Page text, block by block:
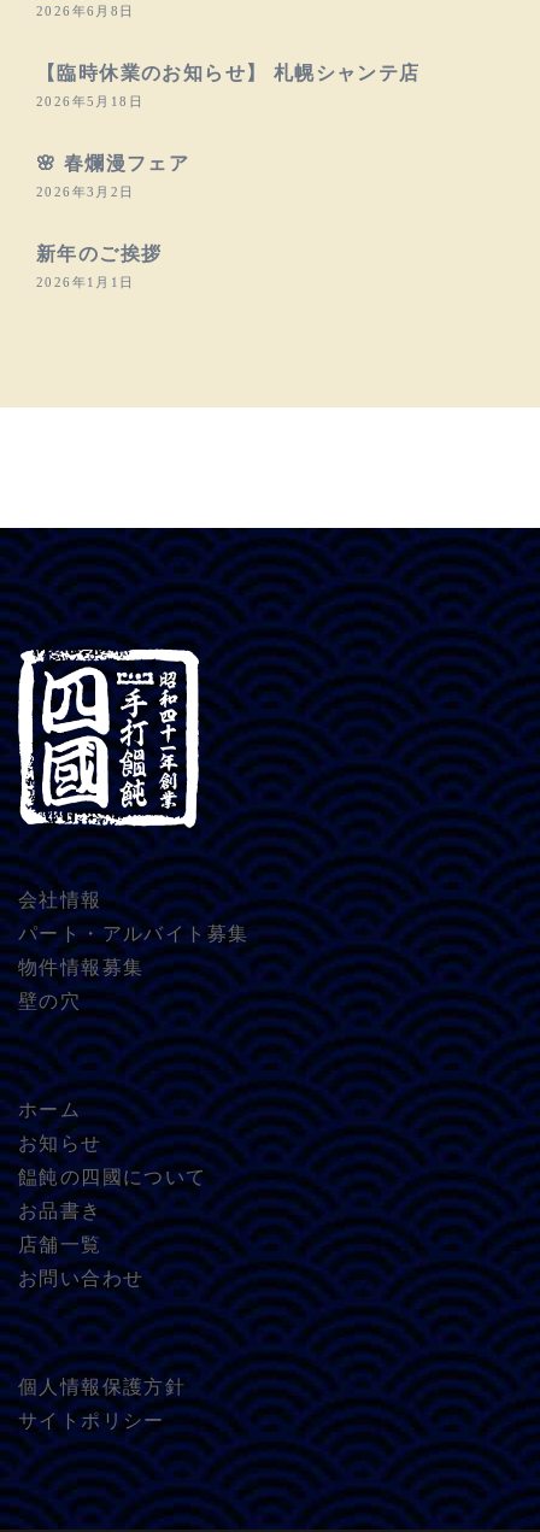
2026年6月8日
【臨時休業のお知らせ】 札幌シャンテ店
2026年5月18日
🌸 春爛漫フェア
2026年3月2日
新年のご挨拶
2026年1月1日
会社情報
パート・アルバイト募集
物件情報募集​
壁の穴
ホーム
お知らせ
饂飩の四國について
お品書き
店舗一覧
お問い合わせ
個人情報保護方針
サイトポリシー